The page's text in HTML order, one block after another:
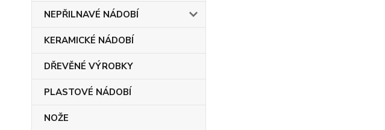
NEPŘILNAVÉ NÁDOBÍ
KERAMICKÉ NÁDOBÍ
DŘEVĚNÉ VÝROBKY
PLASTOVÉ NÁDOBÍ
NOŽE